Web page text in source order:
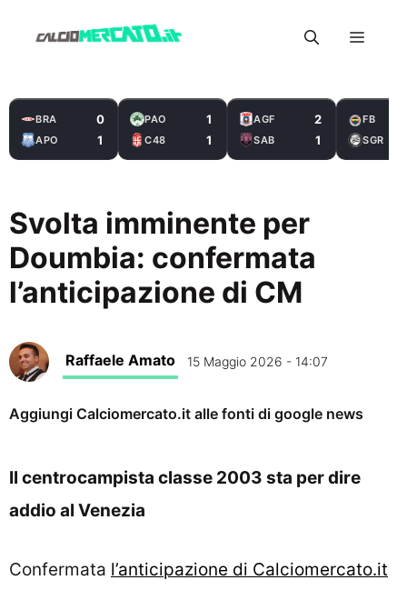
Menu
BRA 0
APO 1
PAO 1
C48 1
AGF 2
SAB 1
FB
SGR
Svolta imminente per
Doumbia: confermata
l’anticipazione di CM
Raffaele Amato 15 Maggio 2026 - 14:07
Aggiungi Calciomercato.it alle fonti di google news
Il centrocampista classe 2003 sta per dire
addio al Venezia
Confermata l’anticipazione di Calciomercato.it